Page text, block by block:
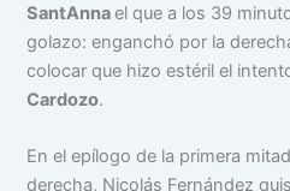
SantAnna el que a los 39
golazo: enganchó por la
colocar que hizo estéril el
Cardozo.
En el epílogo de la primera
derecha, Nicolás Fernández